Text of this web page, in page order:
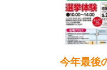
今年最後